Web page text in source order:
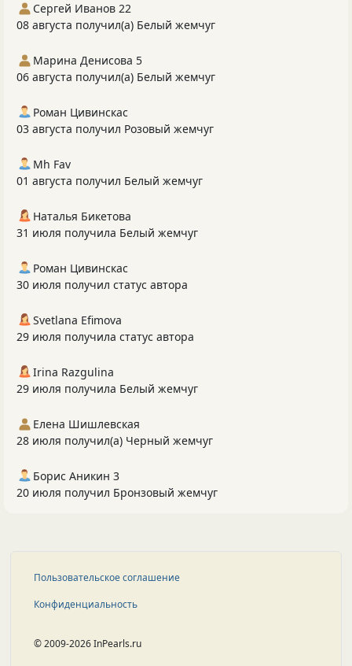
Сергей Иванов 22
08 августа получил(а) Белый жемчуг
Марина Денисова 5
06 августа получил(а) Белый жемчуг
Роман Цивинскас
03 августа получил Розовый жемчуг
Mh Fav
01 августа получил Белый жемчуг
Наталья Бикетова
31 июля получила Белый жемчуг
Роман Цивинскас
30 июля получил статус автора
Svetlana Efimova
29 июля получила статус автора
Irina Razgulina
29 июля получила Белый жемчуг
Елена Шишлевская
28 июля получил(а) Черный жемчуг
Борис Аникин 3
20 июля получил Бронзовый жемчуг
Пользовательское соглашение
Конфиденциальность
© 2009-2026 InPearls.ru